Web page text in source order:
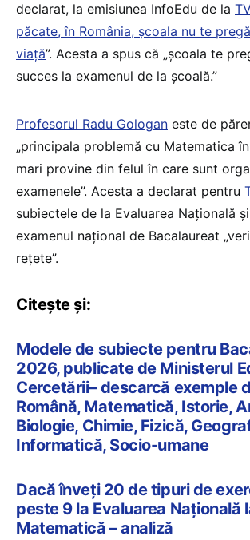
declarat, la emisiunea InfoEdu de la
păcate, în România, școala nu te
viață”. Acesta a spus că „școala te
succes la examenul de la școală.”
Profesorul Radu Gologan este de
„principala problemă cu Matematica
mari provine din felul în care sunt
examenele”. Acesta a declarat pentru
subiectele de la Evaluarea Națională
examenul național de Bacalaureat
reţete”.
Citește și:
Modele de subiecte pentru
2026, publicate de Ministerul
Cercetării– descarcă exemple
Română, Matematică, Istorie,
Biologie, Chimie, Fizică,
Informatică, Socio-umane
Dacă înveți 20 de tipuri de
peste 9 la Evaluarea Națională
Matematică – analiză